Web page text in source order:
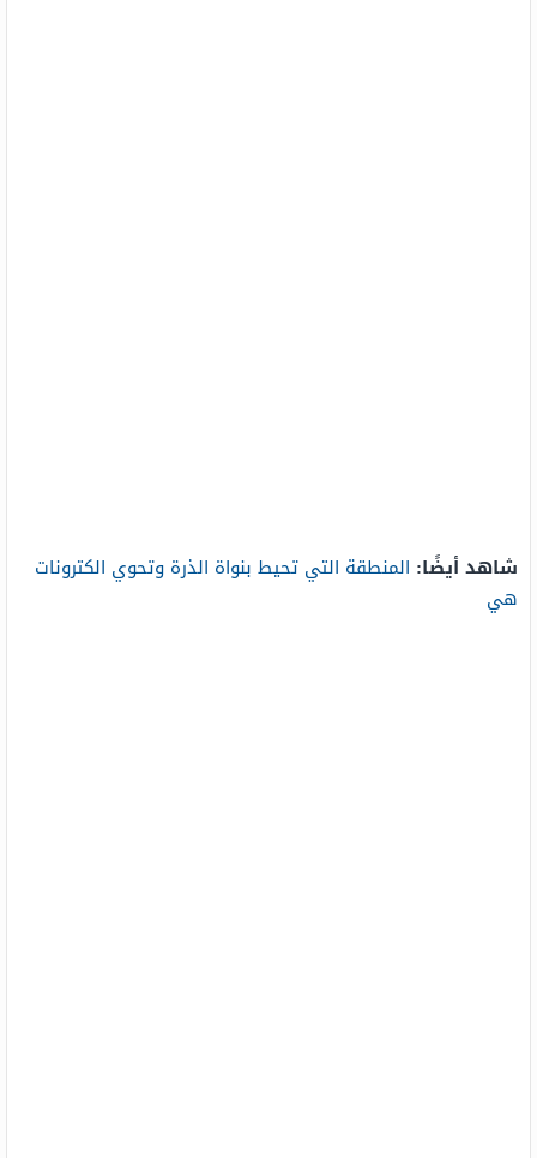
شاهد أيضًا: المنطقة التي تحيط بنواة الذرة وتحوي الكترونات
هي